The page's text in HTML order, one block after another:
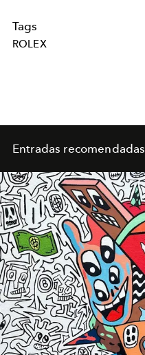
Tags
ROLEX
Entradas recomendadas